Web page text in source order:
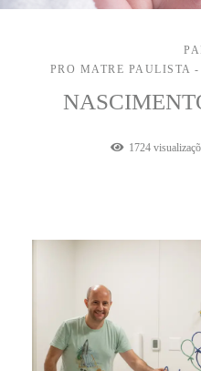
PRO MATRE PAULISTA -
1724